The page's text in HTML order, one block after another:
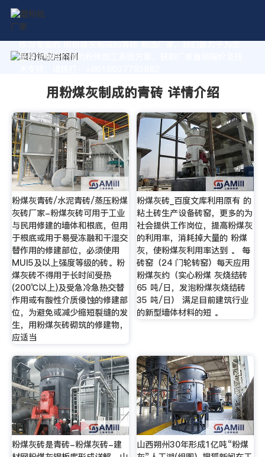
作为专业的 用粉煤灰制成的青砖 制造厂家，我们致力于为您
量身定制高价值的粉体加工系统方案。获取厂家直销报价及技
用粉煤灰制成的青砖 详情介绍
粉煤灰青砖/水泥青砖/蒸压粉煤
灰砖厂家-粉煤灰砖可用于工业
与民用修建的墙体和根底，但用
于根底或用于易受冻融和干湿交
替作用的修建部位，必须使用
MUl5及以上强度等级的砖。粉
煤灰砖不得用于长时间受热
(200℃以上)及受急冷急热交替
作用或有酸性介质侵蚀的修建部
位，为避免或减少缩短裂缝的发
生，用粉煤灰砖砌筑的修建物，
应适当
粉煤灰砖_百度文库利用原有 的
粘土砖生产设备砖窑，更多的为
社会提供工作岗位，提高粉煤灰
的利用率，消耗掉大量的 粉煤
灰，使粉煤灰利用率达到 。 每
砖窑（24 门轮转窑）每天应用
粉煤灰约（实心粉煤 灰烧结砖
65 吨/日，发泡粉煤灰烧结砖
35 吨/日） 满足目前建筑行业
的新型墙体材料的短 。
粉煤灰砖是青砖-粉煤灰砖-建
山西朔州30年形成1亿吨“粉煤